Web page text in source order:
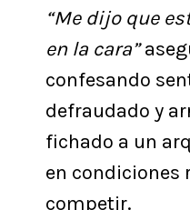
“Me dijo que
en la cara”
confesando
defraudado y
fichado a un
en condiciones
competir.